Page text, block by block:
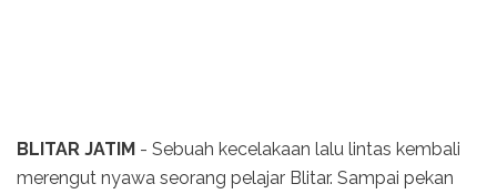
BLITAR JATIM - Sebuah kecelakaan lalu lintas kembali
merengut nyawa seorang pelajar Blitar. Sampai pekan